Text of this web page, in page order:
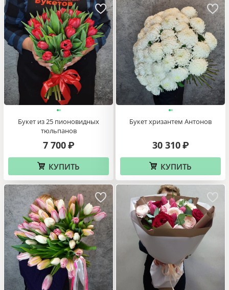
Букет из 25 пионовидных
тюльпанов
7 700 ₽
КУПИТЬ
Букет хризантем Антонов
30 310 ₽
КУПИТЬ